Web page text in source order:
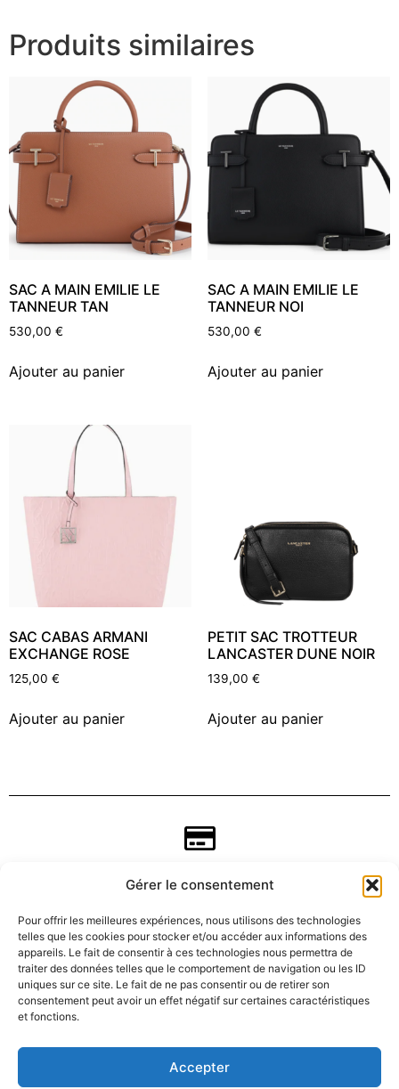
Gérer le consentement
Pour offrir les meilleures expériences, nous utilisons des technologies
telles que les cookies pour stocker et/ou accéder aux informations des
appareils. Le fait de consentir à ces technologies nous permettra de
traiter des données telles que le comportement de navigation ou les ID
uniques sur ce site. Le fait de ne pas consentir ou de retirer son
consentement peut avoir un effet négatif sur certaines caractéristiques
et fonctions.
Accepter
Produits similaires
SAC A MAIN EMILIE LE
TANNEUR TAN
530,00 €
Ajouter au panier
SAC A MAIN EMILIE LE
TANNEUR NOI
530,00 €
Ajouter au panier
SAC CABAS ARMANI
EXCHANGE ROSE
125,00 €
Ajouter au panier
PETIT SAC TROTTEUR
LANCASTER DUNE NOIR
139,00 €
Ajouter au panier
CGV